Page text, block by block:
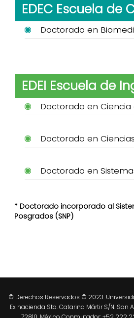
EDEC Escuela de
Doctorado en
EDEI Escuela de
Doctorado en Ciencia
Doctorado en
Doctorado en
* Doctorado incorporado al
Posgrados (SNP)
© Derechos Reservados © 2023.
Ex hacienda Sta. Catarina Mártir S/N. San